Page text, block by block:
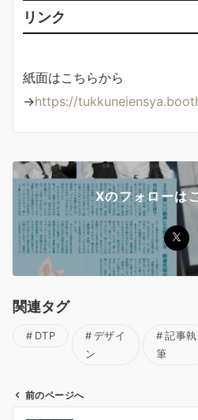
リンク
紙面はこちらから
→https://
Xのフォローは
関連タグ
DTP
デザイ
ン
記事執
筆
前のページへ